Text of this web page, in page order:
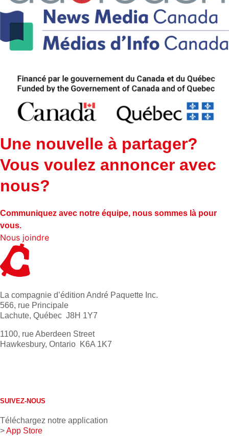
Une nouvelle à partager?
Vous voulez annoncer avec
nous?
Communiquez avec notre équipe, nous sommes là pour
vous.
Nous joindre
La compagnie d’édition André Paquette Inc.
566, rue Principale
Lachute, Québec J8H 1Y7
1100, rue Aberdeen Street
Hawkesbury, Ontario K6A 1K7
SUIVEZ-NOUS
Téléchargez notre application
>App Store